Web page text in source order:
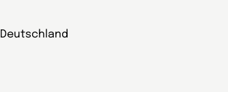
Deutschland